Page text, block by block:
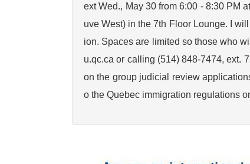
ext Wed., May 30 from 6:00 - 8:30 PM
uve West) in the 7th Floor Lounge. I
ion. Spaces are limited so those who
u.qc.ca or calling (514) 848-7474, ext.
on the group judicial review
o the Quebec immigration regulations